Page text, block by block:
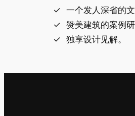
一个发人深省的文
赞美建筑的案例研
独享设计见解。